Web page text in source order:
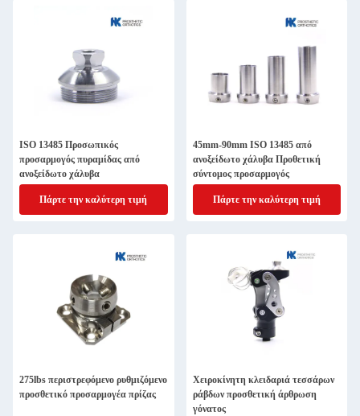
ISO 13485 Προσωπικός
προσαρμογός πυραμίδας από
ανοξείδωτο χάλυβα
Πάρτε την καλύτερη τιμή
45mm-90mm ISO 13485 από
ανοξείδωτο χάλυβα Προθετική
σύντομος προσαρμογός
Πάρτε την καλύτερη τιμή
275lbs περιστρεφόμενο ρυθμιζόμενο
προσθετικό προσαρμογέα πρίζας
Χειροκίνητη κλειδαριά τεσσάρων
ράβδων προσθετική άρθρωση
γόνατος